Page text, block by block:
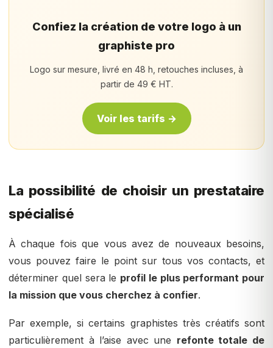
Confiez la création de votre logo à un
graphiste pro
Logo sur mesure, livré en 48 h, retouches incluses, à
partir de 49 € HT.
Voir les tarifs →
La possibilité de choisir un prestataire
spécialisé
À chaque fois que vous avez de nouveaux besoins,
vous pouvez faire le point sur tous vos contacts, et
déterminer quel sera le profil le plus performant pour
la mission que vous cherchez à confier.
Par exemple, si certains graphistes très créatifs sont
particulièrement à l’aise avec une refonte totale de